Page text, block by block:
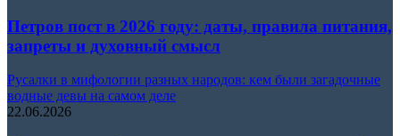
Петров пост в 2026 году: даты, правила питания,
запреты и духовный смысл
Русалки в мифологии разных народов: кем были загадочные
водные девы на самом деле
22.06.2026